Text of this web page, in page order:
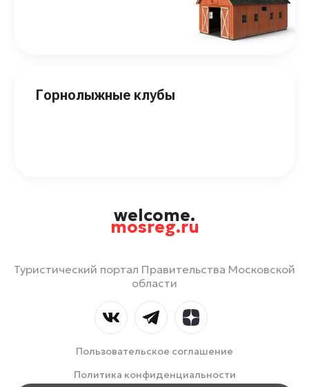
Горнолыжные клубы
welcome.
mosreg.ru
Туристический портал Правительства Московской
области
Пользовательское соглашение
Политика конфиденциальности